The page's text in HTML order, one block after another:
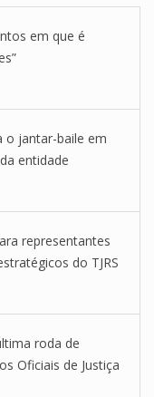
em que é
o jantar-baile em
entidade
representantes
do TJRS
roda de
Oficiais de Justiça